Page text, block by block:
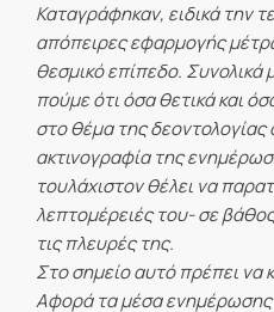
Καταγράφηκαν, ειδικά την
απόπειρες εφαρμογής
θεσμικό επίπεδο.
πούμε ότι όσα θετικά και
στο θέμα της δεοντολογίας
ακτινογραφία της
τουλάχιστον θέλει να
λεπτομέρειές του- σε
τις πλευρές της.
Στο σημείο αυτό πρέπει να
Αφορά τα μέσα ενημέρωσης